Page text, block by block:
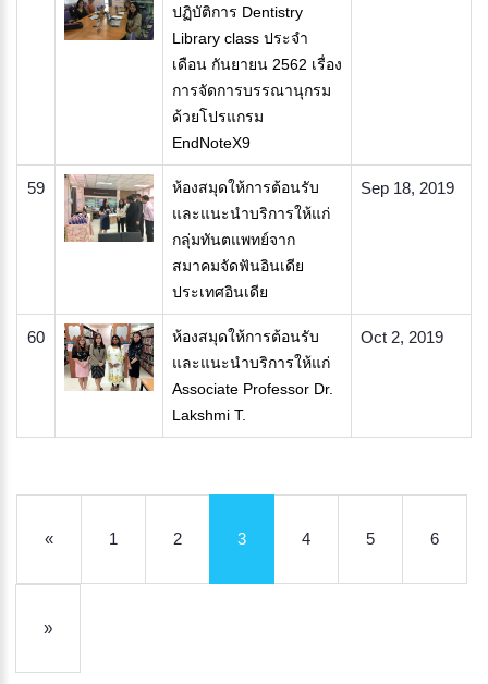
ปฏิบัติการ Dentistry
Library class ประจำ
เดือน กันยายน 2562 เรื่อง
การจัดการบรรณานุกรม
ด้วยโปรแกรม
EndNoteX9
59
ห้องสมุดให้การต้อนรับ
และแนะนำบริการให้แก่
กลุ่มทันตแพทย์จาก
สมาคมจัดฟันอินเดีย
ประเทศอินเดีย
Sep 18, 2019
60
ห้องสมุดให้การต้อนรับ
และแนะนำบริการให้แก่
Associate Professor Dr.
Lakshmi T.
Oct 2, 2019
« 1 2 3 4 5 6
»